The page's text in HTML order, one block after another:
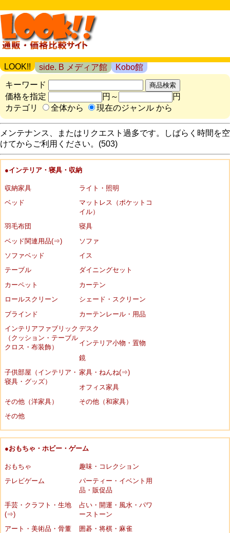
LOOK!! side. B メディア館
Kobo館
キーワード
価格を指定
円～
円
カテゴリ
全体から 現在のジャンル から
メンテナンス、またはリクエスト過多です。しばらく時間を空
けてからご利用ください。(503)
●インテリア・寝具・収納
収納家具
ライト・照明
ベッド
マットレス（ポケットコ
イル）
羽毛布団
寝具
ベッド関連用品(⇒)
ソファ
ソファベッド
イス
テーブル
ダイニングセット
カーペット
カーテン
ロールスクリーン
シェード・スクリーン
ブラインド
カーテンレール・用品
インテリアファブリック
（クッション・テーブル
クロス・布装飾）
デスク
インテリア小物・置物
鏡
子供部屋（インテリア・
寝具・グッズ）
家具・ねんね(⇒)
オフィス家具
その他（洋家具）
その他（和家具）
その他
●おもちゃ・ホビー・ゲーム
おもちゃ
趣味・コレクション
テレビゲーム
パーティー・イベント用
品・販促品
手芸・クラフト・生地
(⇒)
占い・開運・風水・パワ
ーストーン
アート・美術品・骨董
囲碁・将棋・麻雀